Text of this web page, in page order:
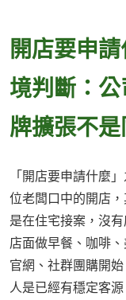
開店要申
境判斷：
牌擴張不
「開店要申請什麼
位老闆口中的開店
是在住宅接案，沒
店面做早餐、咖啡
官網、社群團購開
人是已經有穩定客